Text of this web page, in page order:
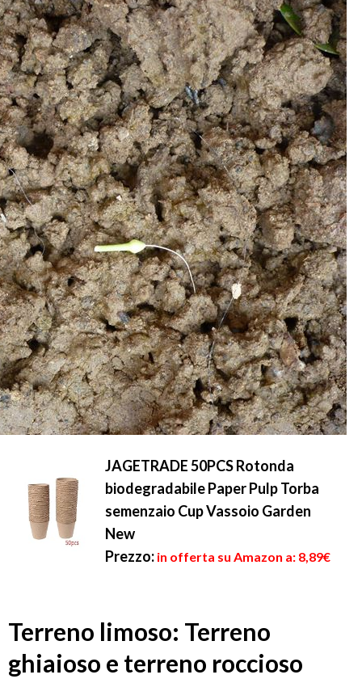
JAGETRADE 50PCS Rotonda
biodegradabile Paper Pulp Torba
semenzaio Cup Vassoio Garden
New
Prezzo: in offerta su Amazon a: 8,89€
Terreno limoso: Terreno
ghiaioso e terreno roccioso